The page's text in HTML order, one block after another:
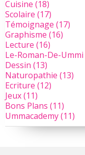
Cuisine (18)
Scolaire (17)
Témoignage (17)
Graphisme (16)
Lecture (16)
Le-Roman-De-Ummi
Dessin (13)
Naturopathie (13)
Ecriture (12)
Jeux(11)
Bons Plans (11)
Ummacademy(11)